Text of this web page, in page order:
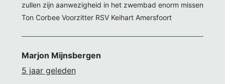
zullen zijn aanwezigheid in het zwembad enorm missen
Ton Corbee Voorzitter RSV Keihart Amersfoort
Marjon Mijnsbergen
5 jaar geleden